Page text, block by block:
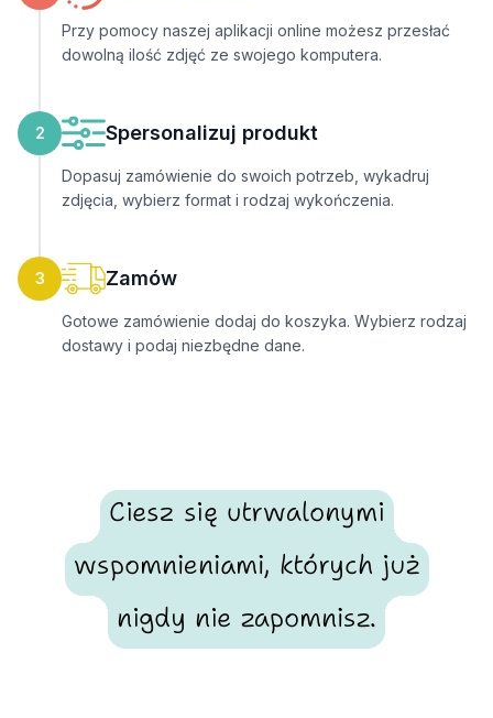
Przy pomocy naszej aplikacji online możesz przesłać
dowolną ilość zdjęć ze swojego komputera.
2 Spersonalizuj produkt
Dopasuj zamówienie do swoich potrzeb, wykadruj
zdjęcia, wybierz format i rodzaj wykończenia.
3 Zamów
Gotowe zamówienie dodaj do koszyka. Wybierz rodzaj
dostawy i podaj niezbędne dane.
Ciesz się utrwalonymi
wspomnieniami, których już
nigdy nie zapomnisz.